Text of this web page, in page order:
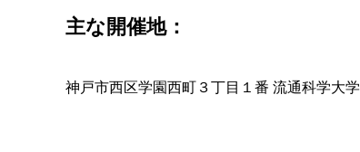
主な開催地：
神戸市西区学園西町３丁目１番 流通科学大学